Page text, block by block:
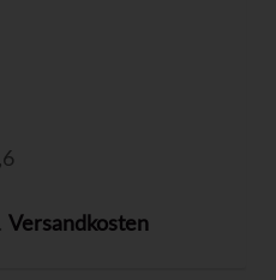
Versandkosten